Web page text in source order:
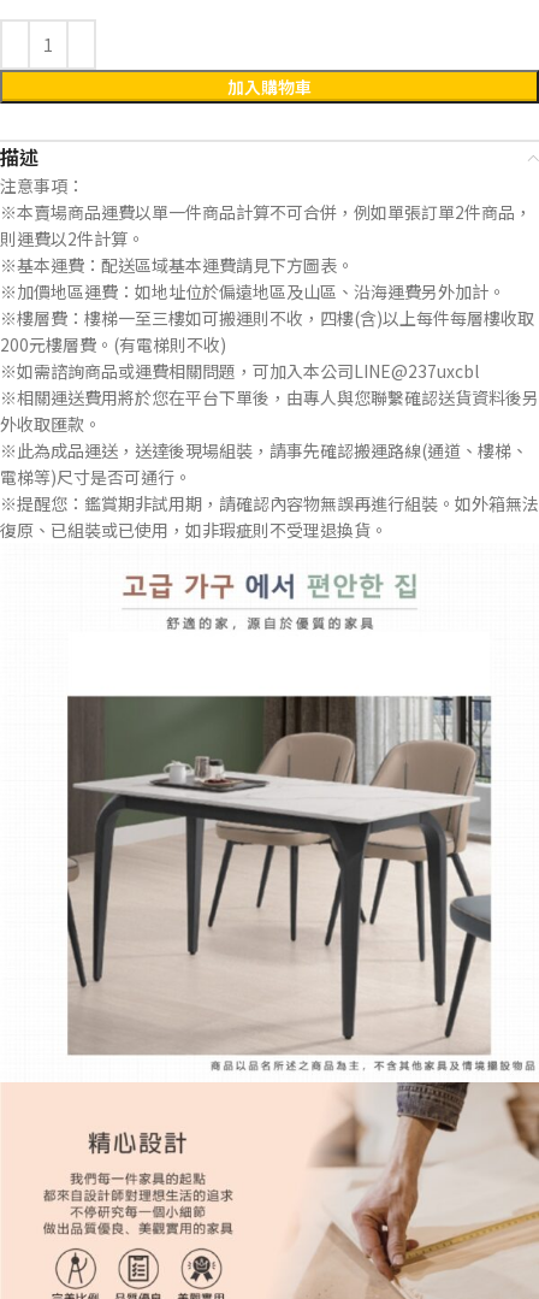
加入購物車
描述
注意事項：
※本賣場商品運費以單一件商品計算不可合併，例如單張訂單2件商品，
則運費以2件計算。
※基本運費：配送區域基本運費請見下方圖表。
※加價地區運費：如地址位於偏遠地區及山區、沿海運費另外加計。
※樓層費：樓梯一至三樓如可搬運則不收，四樓(含)以上每件每層樓收取
200元樓層費。(有電梯則不收)
※如需諮詢商品或運費相關問題，可加入本公司LINE@237uxcbl
※相關運送費用將於您在平台下單後，由專人與您聯繫確認送貨資料後另
外收取匯款。
※此為成品運送，送達後現場組裝，請事先確認搬運路線(通道、樓梯、
電梯等)尺寸是否可通行。
※提醒您：鑑賞期非試用期，請確認內容物無誤再進行組裝。如外箱無法
復原、已組裝或已使用，如非瑕疵則不受理退換貨。